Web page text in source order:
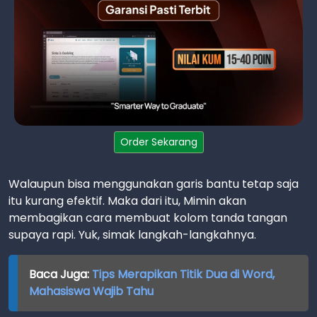
Order Sekarang
Walaupun bisa menggunakan garis bantu tetap saja
itu kurang efektif. Maka dari itu, Mimin akan
membagikan cara membuat kolom tanda tangan
supaya rapi. Yuk, simak langkah-langkahnya.
Baca Juga: Tips Merapikan Titik Dua di Word,
Mahasiswa Wajib Tahu